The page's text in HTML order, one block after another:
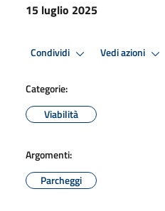
15 luglio 2025
Condividi Vedi azioni
Categorie:
Viabilità
Argomenti:
Parcheggi